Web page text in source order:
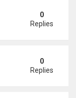
hiện UAV mang
0
Replies
Doing
0
Replies